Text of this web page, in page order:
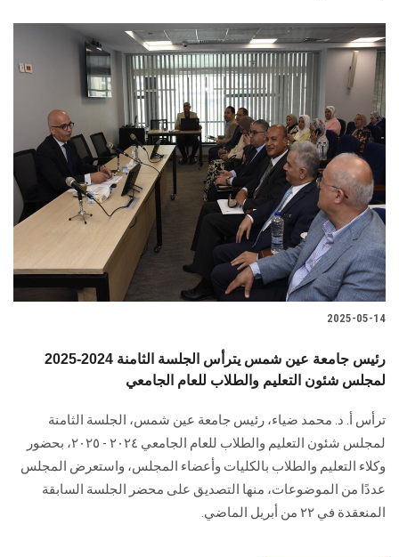
الطلاب
هيئة التدريس
الدراسات العليا
الخريجين
سجل الان
2025-05-14
2025-2024 رئيس جامعة عين شمس يترأس الجلسة الثامنة
لمجلس شئون التعليم والطلاب للعام الجامعي
ترأس أ. د. محمد ضياء، رئيس جامعة عين شمس، الجلسة الثامنة
لمجلس شئون التعليم والطلاب للعام الجامعي ٢٠٢٤ - ٢٠٢٥، بحضور
وكلاء التعليم والطلاب بالكليات وأعضاء المجلس، واستعرض المجلس
عددًا من الموضوعات، منها التصديق على محضر الجلسة السابقة
المنعقدة في ٢٢ من أبريل الماضي.